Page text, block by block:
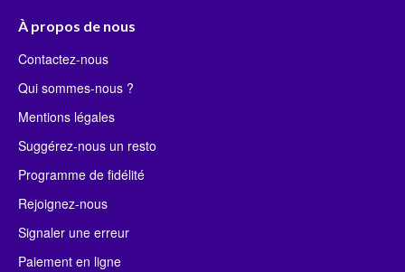
À propos de nous
Contactez-nous
Qui sommes-nous ?
Mentions légales
Suggérez-nous un resto
Programme de fidélité
Rejoignez-nous
Signaler une erreur
Paiement en ligne